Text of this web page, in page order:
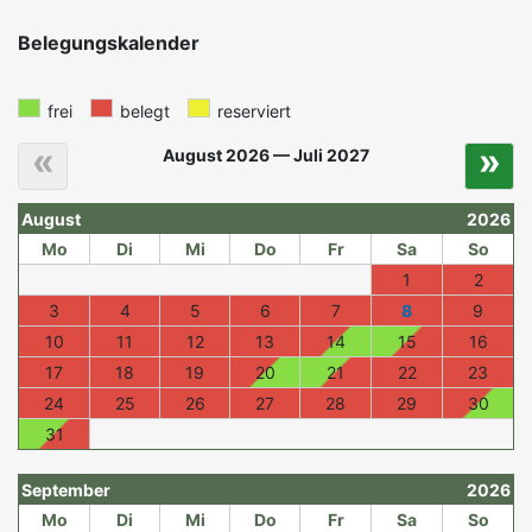
Belegungskalender
frei belegt reserviert
« August 2026 — Juli 2027 »
August
2026
Mo
Di Mi Do Fr Sa
So
1
2
3
4 5 6 7 8
9
10
11 12 13 14 15
16
17
18 19 20 21 22
23
24
25 26 27 28 29
30
31
September
2026
Mo
Di Mi Do Fr Sa So